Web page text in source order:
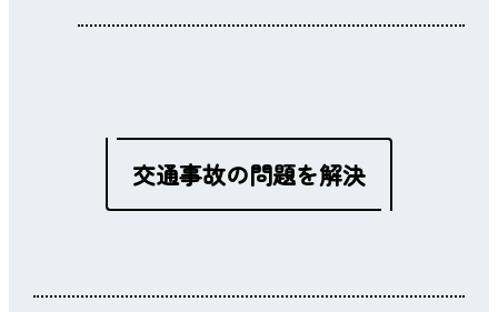
交通事故の問題を解決